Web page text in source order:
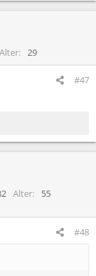
Alter 29
#47
Alter
55
#48